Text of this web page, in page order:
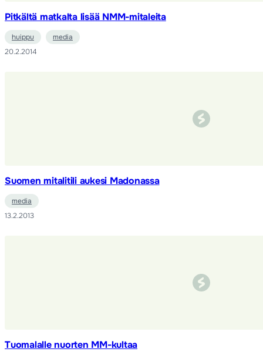
Pitkältä matkalta lisää NMM-mitaleita
huippu
media
20.2.2014
Suomen mitalitili aukesi Madonassa
media
13.2.2013
Tuomalalle nuorten MM-kultaa